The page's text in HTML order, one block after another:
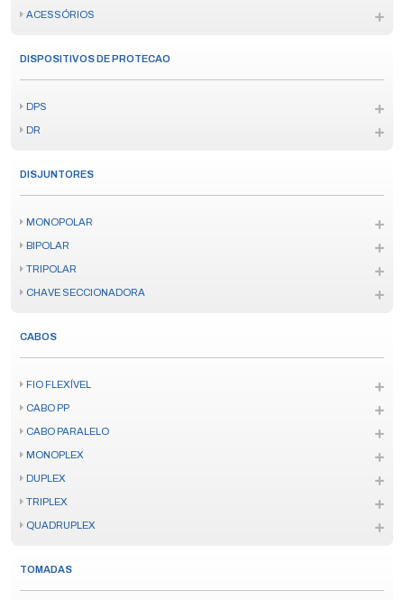
ACESSÓRIOS
DISPOSITIVOS DE PROTECAO
DPS
DR
DISJUNTORES
MONOPOLAR
BIPOLAR
TRIPOLAR
CHAVE SECCIONADORA
CABOS
FIO FLEXÍVEL
CABO PP
CABO PARALELO
MONOPLEX
DUPLEX
TRIPLEX
QUADRUPLEX
TOMADAS